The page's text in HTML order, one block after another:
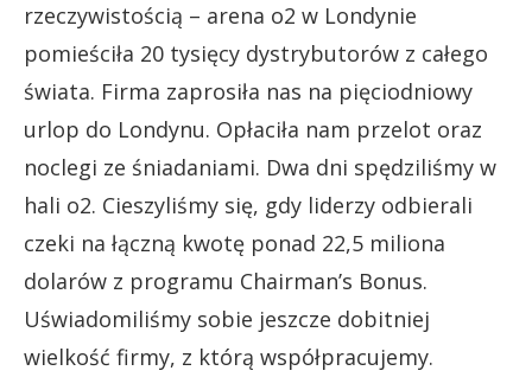
rzeczywistością – arena o2 w Londynie
pomieściła 20 tysięcy dystrybutorów z całego
świata. Firma zaprosiła nas na pięciodniowy
urlop do Londynu. Opłaciła nam przelot oraz
noclegi ze śniadaniami. Dwa dni spędziliśmy w
hali o2. Cieszyliśmy się, gdy liderzy odbierali
czeki na łączną kwotę ponad 22,5 miliona
dolarów z programu Chairman’s Bonus.
Uświadomiliśmy sobie jeszcze dobitniej
wielkość firmy, z którą współpracujemy.